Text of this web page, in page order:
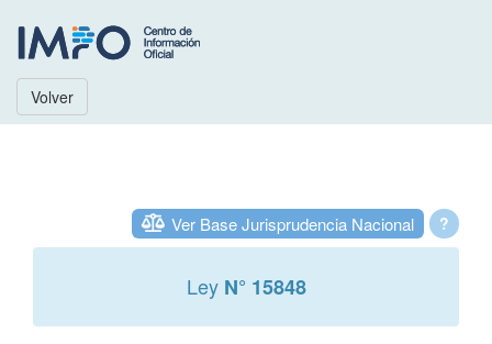
Volver
?
Ver Base Jurisprudencia Nacional
Ley N° 15848